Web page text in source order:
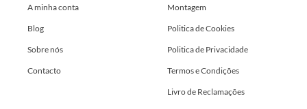
A minha conta
Blog
Sobre nós
Contacto
Montagem
Politica de Cookies
Politica de Privacidade
Termos e Condições
Livro de Reclamações